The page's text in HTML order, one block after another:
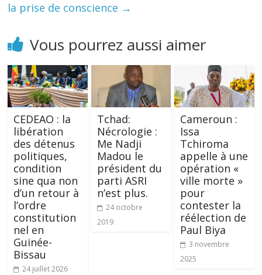
la prise de conscience →
Vous pourrez aussi aimer
CEDEAO : la
libération
des détenus
politiques,
condition
sine qua non
d’un retour à
l’ordre
constitution
nel en
Guinée-
Bissau
24 juillet 2026
Tchad:
Nécrologie :
Me Nadji
Madou le
président du
parti ASRI
n’est plus.
24 octobre
2019
Cameroun :
Issa
Tchiroma
appelle à une
opération «
ville morte »
pour
contester la
réélection de
Paul Biya
3 novembre
2025